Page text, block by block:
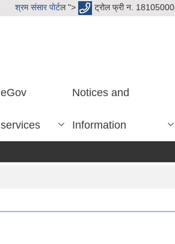
श्रम संसार पाेर्टल "> ट्रोल फ्री न.
eGov
services
Notices and
Information